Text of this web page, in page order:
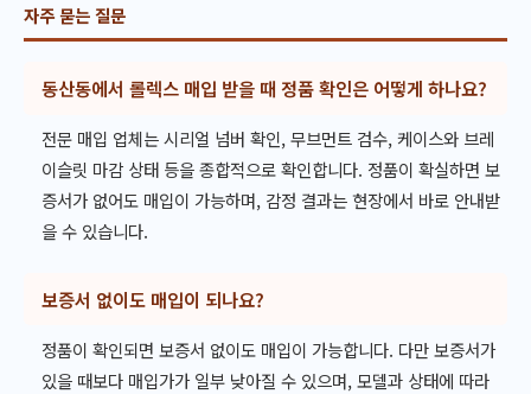
자주 묻는 질문
동산동에서 롤렉스 매입 받을 때 정품 확인은 어떻게 하나요?
전문 매입 업체는 시리얼 넘버 확인, 무브먼트 검수, 케이스와 브레
이슬릿 마감 상태 등을 종합적으로 확인합니다. 정품이 확실하면 보
증서가 없어도 매입이 가능하며, 감정 결과는 현장에서 바로 안내받
을 수 있습니다.
보증서 없이도 매입이 되나요?
정품이 확인되면 보증서 없이도 매입이 가능합니다. 다만 보증서가
있을 때보다 매입가가 일부 낮아질 수 있으며, 모델과 상태에 따라